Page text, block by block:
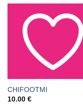
AJOUTER À LA LISTE
DE SOUHAITS
CHIFOOTMI
10.00 €